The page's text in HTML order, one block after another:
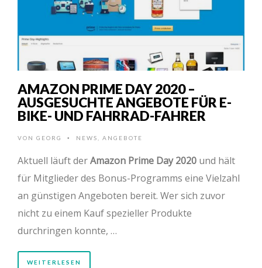
AMAZON PRIME DAY 2020 –
AUSGESUCHTE ANGEBOTE FÜR E-
BIKE- UND FAHRRAD-FAHRER
VON GEORG • NEWS ANGEBOTE
Aktuell läuft derAmazon Prime Day 2020 und hält
für Mitglieder des Bonus-Programms eine Vielzahl
an günstigen Angeboten bereit. Wer sich zuvor
nicht zu einem Kauf spezieller Produkte
durchringen konnte, …
WEITERLESEN